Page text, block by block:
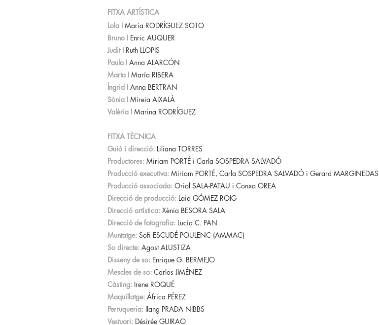
FITXA ARTÍSTICA
Lola I Maria RODRÍGUEZ SOTO
Bruno I Enric AUQUER
Judit I Ruth LLOPIS
Paula I Anna ALARCÓN
Marta I María RIBERA
Íngrid I Anna BERTRAN
Sònia I Mireia AIXALÀ
Valèria I Marina RODRÍGUEZ
FITXA TÈCNICA
Guió i direcció: Liliana TORRES
Productores: Miriam PORTÉ i Carla SOSPEDRA SALVADÓ
Producció executiva: Miriam PORTÉ, Carla SOSPEDRA SALVADÓ i Gerard MARGINEDAS
Producció associada: Oriol SALA-PATAU i Conxa OREA
Direcció de producció: Laia GÓMEZ ROIG
Direcció artística: Xènia BESORA SALA
Direcció de fotografia: Lucía C. PAN
Muntatge: Sofi ESCUDÉ POULENC (AMMAC)
So directe: Agost ALUSTIZA
Disseny de so: Enrique G. BERMEJO
Mescles de so: Carlos JIMÉNEZ
Càsting: Irene ROQUÉ
Maquillatge: África PÉREZ
Perruqueria: Ilang PRADA NIBBS
Vestuari: Désirée GUIRAO